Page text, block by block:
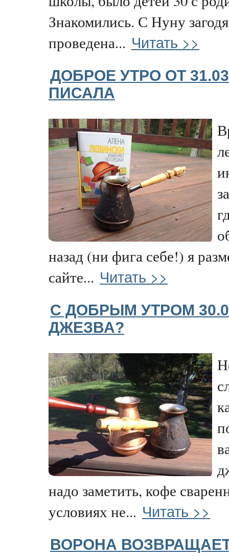
Знакомились. С Нуну
проведена... Читать >>
ДОБРОЕ УТРО ОТ
ПИСАЛА
назад (ни фига себе!) я
сайте... Читать >>
С ДОБРЫМ УТРОМ
ДЖЕЗВА?
надо заметить, кофе
условиях не... Читать >>
ВОРОНА